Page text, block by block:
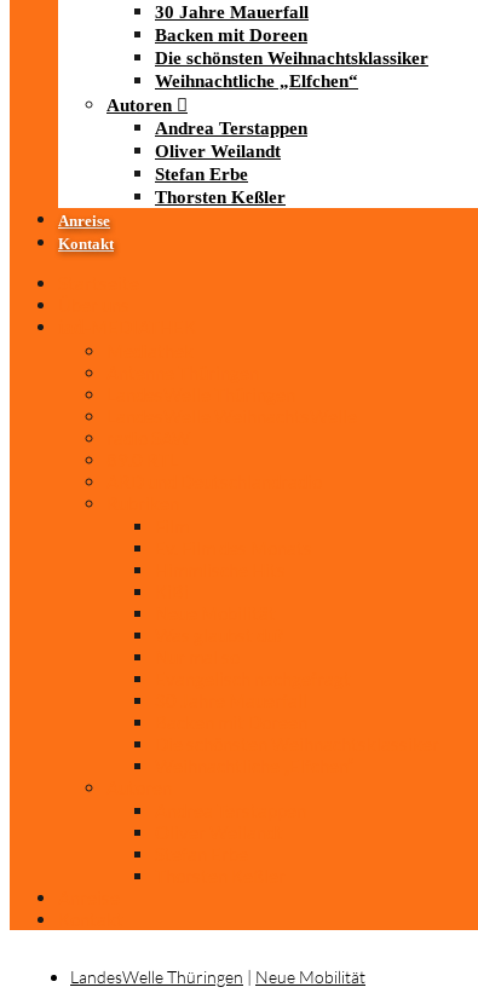
30 Jahre Mauerfall
Backen mit Doreen
Die schönsten Weihnachtsklassiker
Weihnachtliche „Elfchen“
Autoren
Andrea Terstappen
Oliver Weilandt
Stefan Erbe
Thorsten Keßler
Anreise
Kontakt
LandesWelle Thüringen | Neue Mobilität